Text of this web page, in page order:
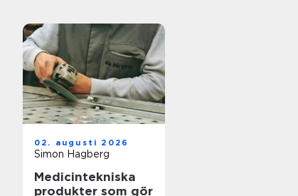
02. augusti 2026
Simon Hagberg
Medicintekniska
produkter som gör